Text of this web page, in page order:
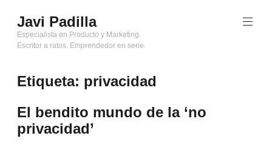
al
contenido
Javi Padilla
Especialista en Producto y Marketing.
Escritor a ratos. Emprendedor en serie.
Etiqueta: privacidad
El bendito mundo de la ‘no
privacidad’